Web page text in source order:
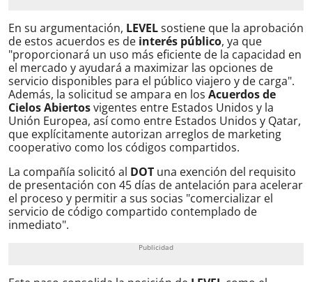
En su argumentación, LEVELsostiene que la aprobación
de estos acuerdos es de interés público, ya que
"proporcionará un uso más eficiente de la capacidad en
el mercado y ayudará a maximizar las opciones de
servicio disponibles para el público viajero y de carga".
Además, la solicitud se ampara en los Acuerdos de
Cielos Abiertosvigentes entre Estados Unidos y la
Unión Europea, así como entre Estados Unidos y Qatar,
que explícitamente autorizan arreglos de marketing
cooperativo como los códigos compartidos.
La compañía solicitó al DOT una exención del requisito
de presentación con 45 días de antelación para acelerar
el proceso y permitir a sus socias "comercializar el
servicio de código compartido contemplado de
inmediato".